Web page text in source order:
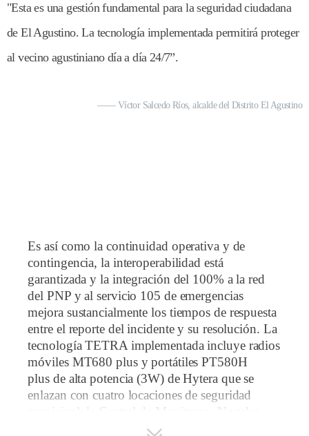
"Esta es una gestión fundamental para la seguridad ciudadana
de El Agustino. La tecnología implementada permitirá proteger
al vecino agustiniano día a día 24/7”.
—— Víctor Salcedo Ríos, alcalde del Distrito El Agustino
Es así como la continuidad operativa y de
contingencia, la interoperabilidad está
garantizada y la integración del 100% a la red
del PNP y al servicio 105 de emergencias
mejora sustancialmente los tiempos de respuesta
entre el reporte del incidente y su resolución. La
tecnología TETRA implementada incluye radios
móviles MT680 plus yportátiles PT580H
plus de alta potencia (3W) de Hytera que se
enlazan con cuatro locaciones de seguridad
municipal: la Central de Monitoreo, Nogales,
Praderas y Huanca. La implementación continúa